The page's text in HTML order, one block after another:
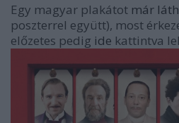
Egy magyar plakátot már
poszterrel együtt), most
előzetes pedig ide kattintva